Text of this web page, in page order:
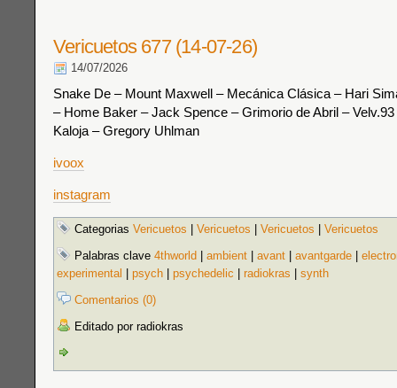
Vericuetos 677 (14-07-26)
14/07/2026
Snake De – Mount Maxwell – Mecánica Clásica – Hari
– Home Baker – Jack Spence – Grimorio de Abril –
Kaloja – Gregory Uhlman
ivoox
instagram
Categorias Vericuetos Vericuetos Vericuetos
Vericuetos
Palabras clave 4thworld ambient avant avantgarde
experimental
psych psychedelic radiokras
synth
Comentarios (0)
Editado por radiokras